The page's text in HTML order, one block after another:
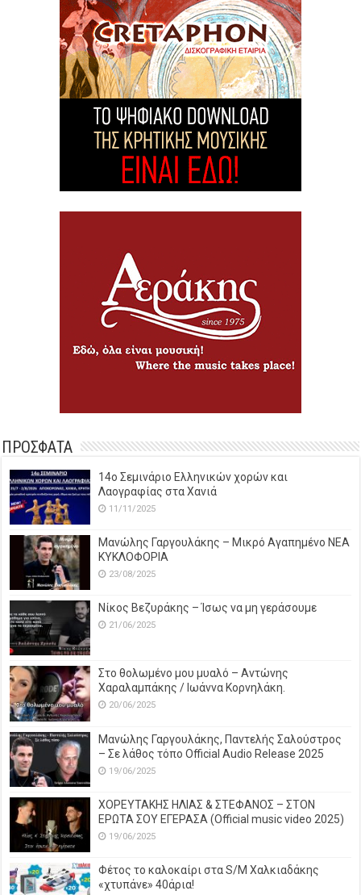
ΠΡΟΣΦΑΤΑ
14o Σεμινάριο Ελληνικών χορών και
Λαογραφίας στα Χανιά
11/11/2025
Μανώλης Γαργουλάκης – Μικρό Αγαπημένο NEΑ
ΚΥΚΛΟΦΟΡΙΑ
23/08/2025
Νίκος Βεζυράκης – Ίσως να μη γεράσουμε
21/06/2025
Στο θολωμένο μου μυαλό – Αντώνης
Χαραλαμπάκης / Ιωάννα Κορνηλάκη.
20/06/2025
Μανώλης Γαργουλάκης, Παντελής Σαλούστρος
– Σε λάθος τόπο Official Audio Release 2025
19/06/2025
ΧΟΡΕΥΤΑΚΗΣ ΗΛΙΑΣ & ΣΤΕΦΑΝΟΣ – ΣΤΟΝ
ΕΡΩΤΑ ΣΟΥ ΕΓΕΡΑΣΑ (Official music video 2025)
19/06/2025
Φέτος το καλοκαίρι στα S/M Χαλκιαδάκης
«χτυπάνε» 40άρια!